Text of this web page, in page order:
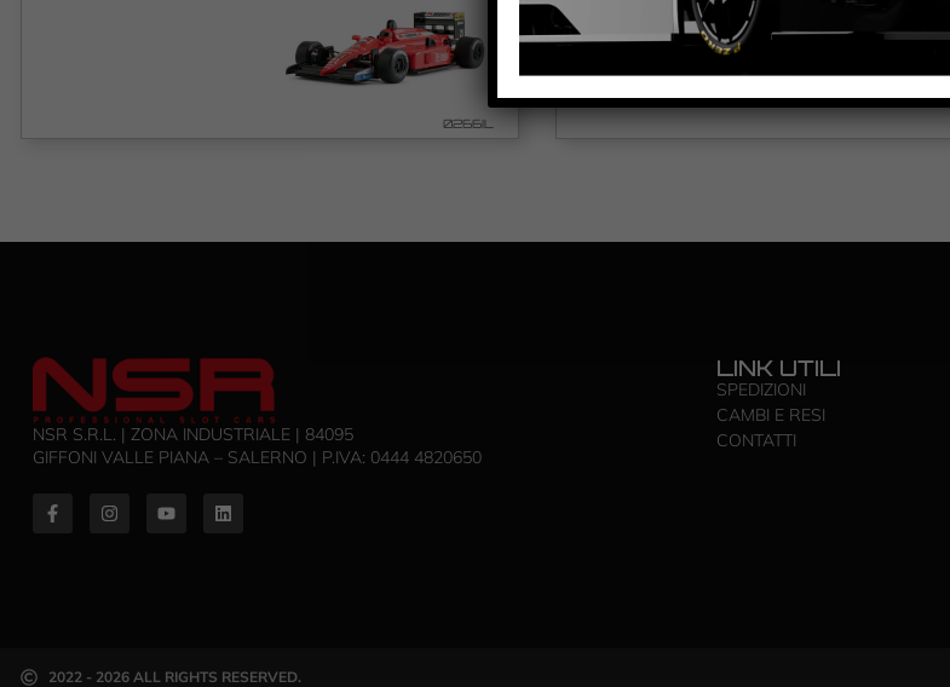
0266IL
NSR S.R.L. | ZONA INDUSTRIALE | 84095
GIFFONI VALLE PIANA – SALERNO | P.IVA: ‭0444 4820650‬
LINK UTILI
SPEDIZIONI
CAMBI E RESI
CONTATTI
2022 - 2026 ALL RIGHTS RESERVED.